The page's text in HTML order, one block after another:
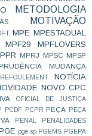
METODOLOGIA
MOTIVAÇÃO
MPE MPESTADUAL
MPF29
MPFLOVERS
MPRJ MPSC MPSP
MUDANÇA
NOTÍCIA
NOVO CPC
OFICIAL DE JUSTIÇA
PCDF PCPR PEÇA
PEÇA
PENAL PENALIDADES
pge-sp PGEMS PGEPA